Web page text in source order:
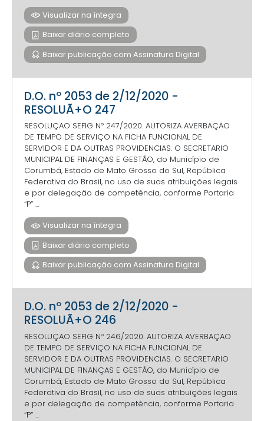
Visualizar na íntegra
Baixar diário completo
Baixar publicação com Assinatura Digital
D.O. nº 2053 de 2/12/2020 -
RESOLUÃ+O 247
RESOLUÇAO SEFIG Nº 247/2020. AUTORIZA AVERBAÇAO
DE TEMPO DE SERVIÇO NA FICHA FUNCIONAL DE
SERVIDOR E DA OUTRAS PROVIDENCIAS. O SECRETARIO
MUNICIPAL DE FINANÇAS E GESTÃO, do Município de
Corumbá, Estado de Mato Grosso do Sul, República
Federativa do Brasil, no uso de suas atribuições legais
e por delegação de competência, conforme Portaria
“P” ...
Visualizar na íntegra
Baixar diário completo
Baixar publicação com Assinatura Digital
D.O. nº 2053 de 2/12/2020 -
RESOLUÃ+O 246
RESOLUÇAO SEFIG Nº 246/2020. AUTORIZA AVERBAÇAO
DE TEMPO DE SERVIÇO NA FICHA FUNCIONAL DE
SERVIDOR E DA OUTRAS PROVIDENCIAS. O SECRETARIO
MUNICIPAL DE FINANÇAS E GESTÃO, do Município de
Corumbá, Estado de Mato Grosso do Sul, República
Federativa do Brasil, no uso de suas atribuições legais
e por delegação de competência, conforme Portaria
“P” ...